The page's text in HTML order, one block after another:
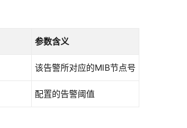
参数含义
该告警所对应的MIB节点号
配置的告警阈值